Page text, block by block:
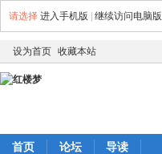
请选择 进入手机版 继续访问电脑版
设为首页 收藏本站
首页 论坛 导读